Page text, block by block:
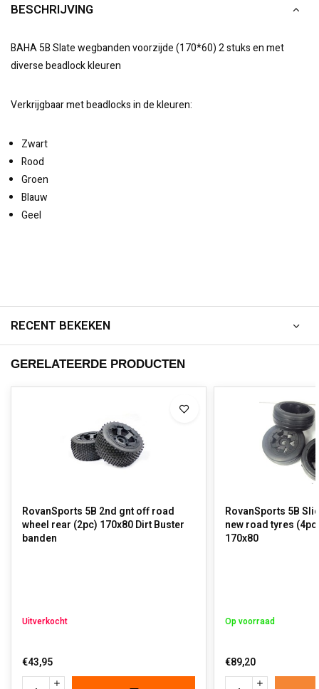
BESCHRIJVING
BAHA 5B Slate wegbanden voorzijde (170*60) 2 stuks en met
diverse beadlock kleuren
Verkrijgbaar met beadlocks in de kleuren:
Zwart
Rood
Groen
Blauw
Geel
RECENT BEKEKEN
GERELATEERDE PRODUCTEN
RovanSports 5B 2nd gnt off road
wheel rear (2pc) 170x80 Dirt Buster
banden
Uitverkocht
€43,95
RovanSports 5B
new road tyres
170x80
Op voorraad
€89,20